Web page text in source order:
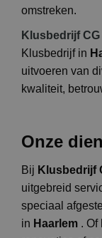
omstreken.
Klusbedrijf
Klusbedrijf in
uitvoeren van
kwaliteit,
Onze
Bij Klusbedrijf
uitgebreid
speciaal
in Haarlem . Of